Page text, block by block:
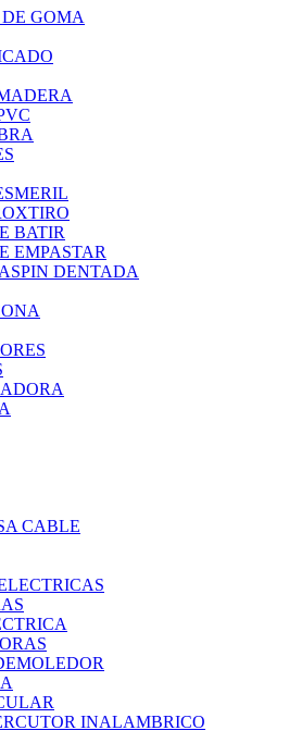
GOMA
BATIR
EMPASTAR
DENTADA
CABLE
INALAMBRICO